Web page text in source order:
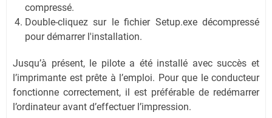
compressé.
Double-cliquez sur le fichier Setup.exe décompressé
pour démarrer l'installation.
Jusqu’à présent, le pilote a été installé avec succès et
l’imprimante est prête à l’emploi. Pour que le conducteur
fonctionne correctement, il est préférable de redémarrer
l’ordinateur avant d’effectuer l’impression.